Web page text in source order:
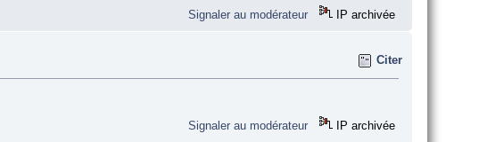
Signaler au modérateur IP archivée
Citer
Signaler au modérateur IP archivée